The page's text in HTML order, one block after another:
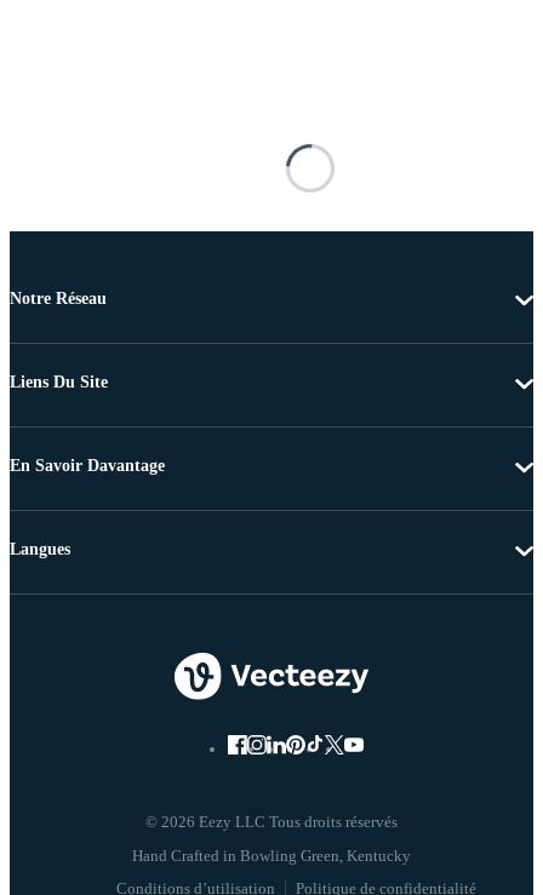
Notre Réseau
Liens Du Site
En Savoir Davantage
© 2026 Eezy LLC Tous droits réservés
Conditions d’utilisation
Politique de confidentialité
Langues